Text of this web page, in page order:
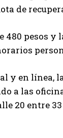
de
480 pesos y
y en línea,
a las
20 entre